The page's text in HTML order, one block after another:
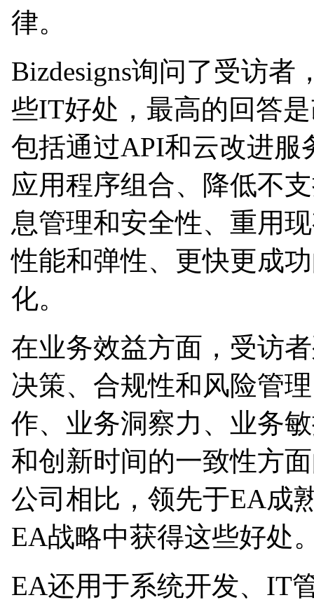
律。
Bizdesigns询问了受访
些IT好处，最高的回答
包括通过API和云改进服
应用程序组合、降低不
息管理和安全性、重用
性能和弹性、更快更成
化。
在业务效益方面，受访
决策、合规性和风险管
作、业务洞察力、业务
和创新时间的一致性方
公司相比，领先于EA成
EA战略中获得这些好处
EA还用于系统开发、IT